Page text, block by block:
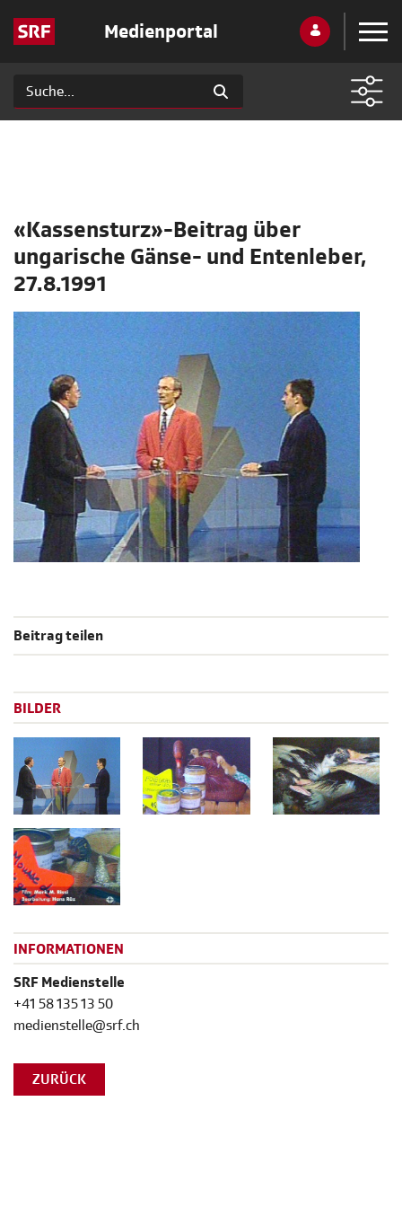
Medienportal
«Kassensturz»-Beitrag über
ungarische Gänse- und Entenleber,
27.8.1991
Beitrag teilen
BILDER
INFORMATIONEN
SRF Medienstelle
+41 58 135 13 50
medienstelle@srf.ch
ZURÜCK